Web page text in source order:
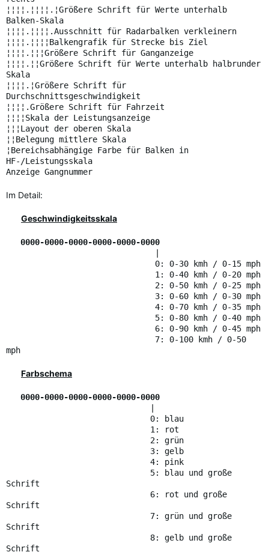
¦¦¦¦.¦¦¦¦.¦Größere Schrift für Werte unterhalb
Balken-Skala
¦¦¦¦.¦¦¦¦.Ausschnitt für Radarbalken verkleinern
¦¦¦¦.¦¦¦¦Balkengrafik für Strecke bis Ziel
¦¦¦¦.¦¦¦Größere Schrift für Ganganzeige
¦¦¦¦.¦¦Größere Schrift für Werte unterhalb halbrunder
Skala
¦¦¦¦.¦Größere Schrift für
Durchschnittsgeschwindigkeit
¦¦¦¦.Größere Schrift für Fahrzeit
¦¦¦¦Skala der Leistungsanzeige
¦¦¦Layout der oberen Skala
¦¦Belegung mittlere Skala
¦Bereichsabhängige Farbe für Balken in
HF-/Leistungsskala
Anzeige Gangnummer
Im Detail:
Geschwindigkeitsskala
0000-0000-0000-0000-0000-0000
0: 0-30 kmh / 0-15 mph
1: 0-40 kmh / 0-20 mph
2: 0-50 kmh / 0-25 mph
3: 0-60 kmh / 0-30 mph
4: 0-70 kmh / 0-35 mph
5: 0-80 kmh / 0-40 mph
6: 0-90 kmh / 0-45 mph
7: 0-100 kmh / 0-50
mph
Farbschema
0000-0000-0000-0000-0000-0000
0: blau
1: rot
2: grün
3: gelb
4: pink
5: blau und große
Schrift
6: rot und große
Schrift
7: grün und große
Schrift
8: gelb und große
Schrift